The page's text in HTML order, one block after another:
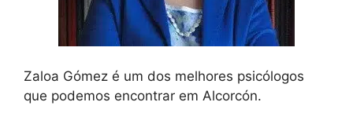
Zaloa Gómez é um dos melhores psicólogos
que podemos encontrar em Alcorcón.